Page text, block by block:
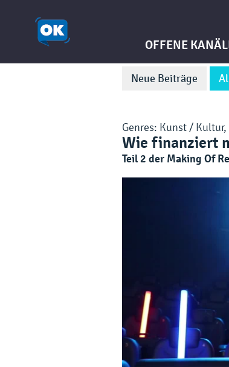
OFFENE
Neue Beiträge
Genres: Kunst / Kultur,
Wie finanziert
Teil 2 der Making Of